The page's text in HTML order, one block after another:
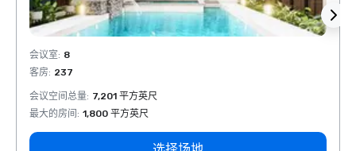
会议室: 8
客房: 237
会议空间总量: 7,201 平方英尺
最大的房间 : 1,800 平方英尺